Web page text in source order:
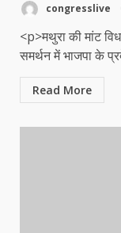
congresslive
<p>मथुरा की मांट
समर्थन में भाजपा के
Read More